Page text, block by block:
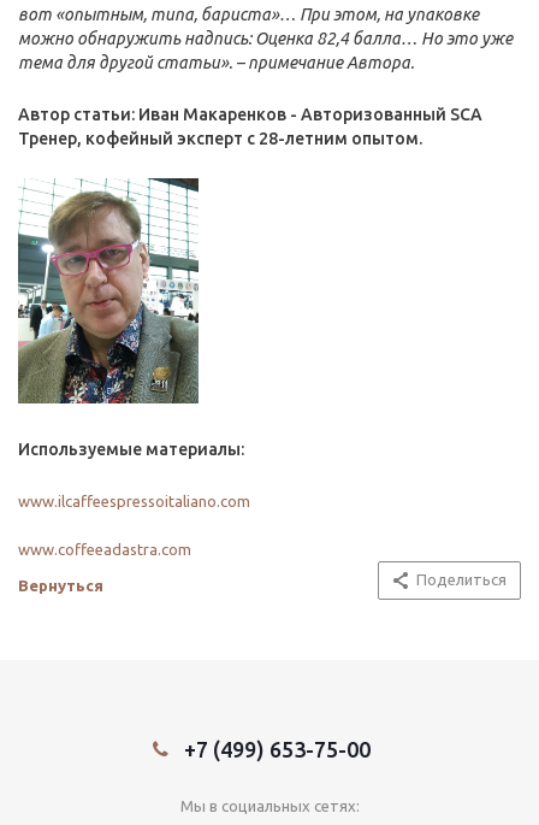
вот «опытным, типа, бариста»… При этом, на упаковке
можно обнаружить надпись: Оценка 82,4 балла… Но это уже
тема для другой статьи». – примечание Автора.
Автор статьи: Иван Макаренков - Авторизованный SCA
Тренер, кофейный эксперт с 28-летним опытом.
Используемые материалы:
www.ilcaffeespressoitaliano.com
www.coffeeadastra.com
Вернуться Поделиться
+7 (499) 653-75-00
Мы в социальных сетях: